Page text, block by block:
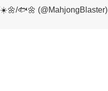
🐟️🌼 (@MahjongBlaster)